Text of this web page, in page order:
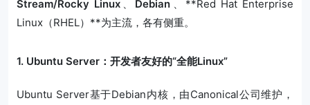
Stream/Rocky Linux
Debian 、**Red Hat Enterprise
Linux（RHEL）**为主流，各有侧重。
1. Ubuntu Server：开发者友好的“全能Linux”
Ubuntu Server基于Debian内核，由Canonical公司维护，